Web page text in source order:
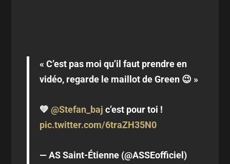
« C’est pas moi qu’il faut prendre en
vidéo, regarde le maillot de Green 😉 »
💚@Stefan_baj c’est pour toi !
pic.twitter.com/6traZH35N0
— AS Saint-Étienne (@ASSEofficiel)